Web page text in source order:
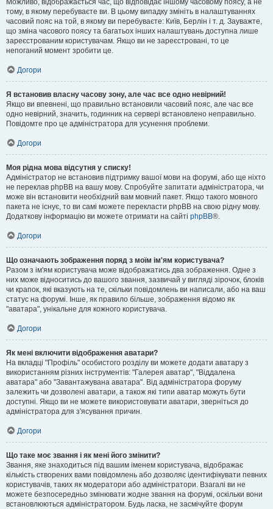
Можливо, відображається час, що відповідає іншому часовому поясу, а не
тому, в якому перебуваєте ви. В цьому випадку змініть в налаштуваннях
часовий пояс на той, в якому ви перебуваєте: Київ, Берлін і т. д. Зауважте,
що зміна часового поясу та багатьох інших налаштувань доступна лише
зареєстрованим користувачам. Якщо ви не зареєстровані, то це
непоганий момент зробити це.
Догори
Я встановив власну часову зону, але час все одно невірний!
Якщо ви впевнені, що правильно встановили часовий пояс, але час все
одно невірний, значить, годинник на сервері встановлено неправильно.
Повідомте про це адміністратора для усунення проблеми.
Догори
Моя рідна мова відсутня у списку!
Адміністратор не встановив підтримку вашої мови на форумі, або ще ніхто
не переклав phpBB на вашу мову. Спробуйте запитати адміністратора, чи
може він встановити необхідний вам мовний пакет. Якщо такого мовного
пакета не існує, то ви самі можете перекласти phpBB на свою рідну мову.
Додаткову інформацію ви можете отримати на сайті phpBB®.
Догори
Що означають зображення поряд з моїм ім'ям користувача?
Разом з ім'ям користувача може відображатись два зображення. Одне з
них може відноситись до вашого звання, зазвичай у вигляді зірочок, блоків
чи крапок, які вказують на те, скільки повідомлень ви написали, або на ваш
статус на форумі. Інше, як правило більше, зображення відомо як
"аватара", унікальне для кожного користувача.
Догори
Як мені включити відображення аватари?
На вкладці "Профіль" особистого розділу ви можете додати аватару з
використанням різних інструментів: "Галерея аватар", "Віддалена
аватара" або "Завантажувана аватара". Від адміністратора форуму
залежить чи дозволені аватари, а також які типи аватар можуть бути
доступні. Якщо ви не можете використовувати аватари, зверніться до
адміністратора для з'ясування причин.
Догори
Що таке моє звання і як мені його змінити?
Звання, яке знаходиться під вашим іменем користувача, відображає
кількість створених вами повідомлень або дозволяє ідентифікувати певних
користувачів, таких як модератори або адміністратори. Взагалі ви не
можете безпосередньо змінювати жодне звання на форумі, оскільки вони
встановлюються адміністратором. Будь ласка, не засмічуйте форум